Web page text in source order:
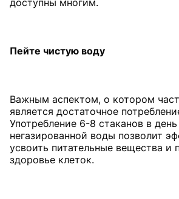
доступны многим.
Пейте чистую воду
Важным аспектом, о котором
является достаточное
Употребление 6-8 стаканов в
негазированной воды позволит
усвоить питательные вещества и
здоровье клеток.